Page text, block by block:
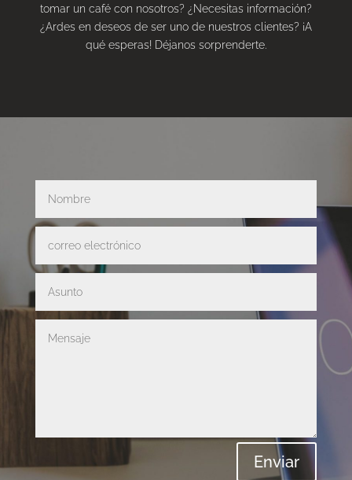
tomar un café con nosotros? ¿Necesitas información?
¿Ardes en deseos de ser uno de nuestros clientes? ¡A
qué esperas! Déjanos sorprenderte.
Enviar